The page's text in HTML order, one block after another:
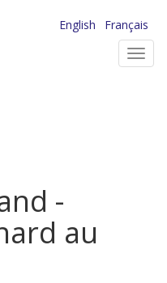
English
Français
-
au